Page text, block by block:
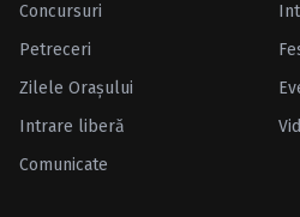
Concursuri
Petreceri
Zilele Oraşului
Intrare liberă
Comunicate